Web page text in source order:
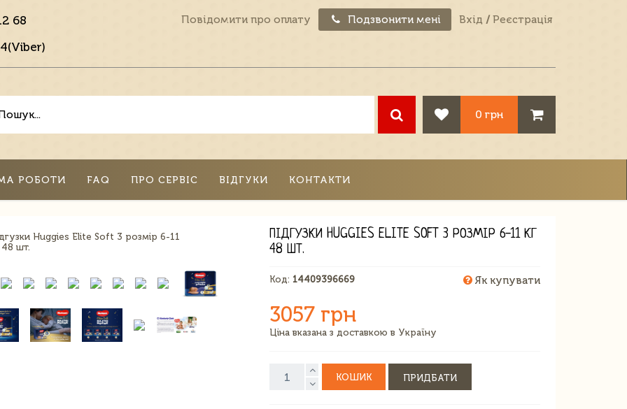
68
Повідомити про оплату Подзвонити мені Вхід / Реєстрація
0 грн
РОБОТИ FAQ ПРО СЕРВІС ВІДГУКИ КОНТАКТИ
ПІДГУЗКИ HUGGIES ELITE SOFT 3 РОЗМІР 6-11 КГ
48 ШТ.
Код: 14409396669 Як купувати
3057 грн
Ціна вказана з доставкою в Україну
КОШИК ПРИДБАТИ